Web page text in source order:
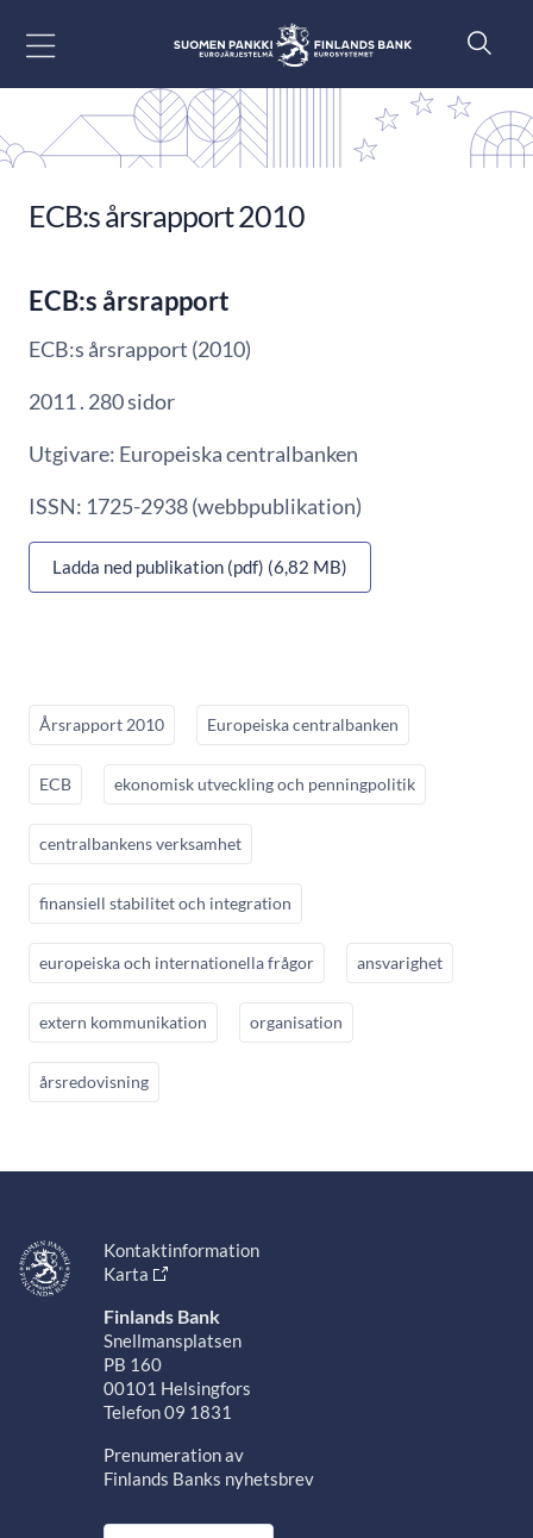
ECB:s årsrapport 2010
ECB:s årsrapport
ECB:s årsrapport (2010)
2011 . 280 sidor
Utgivare: Europeiska centralbanken
ISSN: 1725-2938 (webbpublikation)
Ladda ned publikation (pdf) (6,82 MB)
Årsrapport 2010 Europeiska centralbanken
ECB ekonomisk utveckling och penningpolitik
centralbankens verksamhet
finansiell stabilitet och integration
europeiska och internationella frågor ansvarighet
extern kommunikation organisation
årsredovisning
Kontaktinformation
Karta
Finlands Bank
Snellmansplatsen
PB 160
00101 Helsingfors
Telefon 09 1831
Prenumeration av
Finlands Banks nyhetsbrev